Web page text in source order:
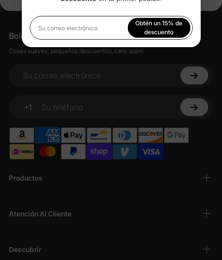
Productos
Atención Al Cliente
Descubrir
Boletín informativo
Cosas suaves, pequeños descuentos, cero spam.
Su correo electrónico
+1
Su teléfono
Su correo electrónico
Obtén un 15% de
descuento
Al registrarte, aceptas nuestraPolítica de privacidad